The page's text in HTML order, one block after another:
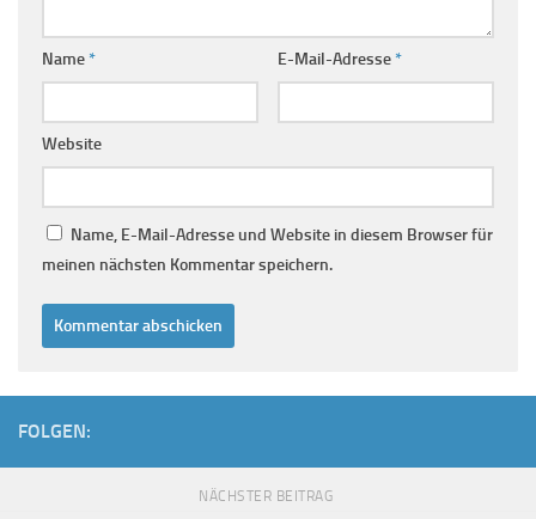
Name* E-Mail-Adresse*
Website
Name, E-Mail-Adresse und Website in diesem Browser für
meinen nächsten Kommentar speichern.
FOLGEN:
NÄCHSTER BEITRAG